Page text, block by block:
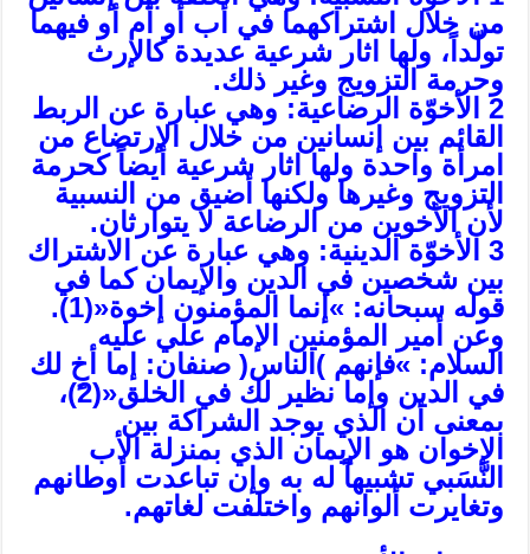
من خلال اشتراكهما في أب أو أم أو فيهما
تولّداً، ولها اثار شرعية عديدة كالإرث
وحرمة التزويج وغير ذلك.
2 الأخوّة الرضاعية: وهي عبارة عن الربط
القائم بين إنسانين من خلال الإرتضاع من
امرأة واحدة ولها اثار شرعية أيضاً كحرمة
التزويج وغيرها ولكنها أضيق من النسبية
لأن الأخوين من الرضاعة لا يتوارثان.
3 الأخوّة الدينية: وهي عبارة عن الاشتراك
بين شخصين في الدين والإيمان كما في
قوله سبحانه: »إنما المؤمنون إخوة«(1).
وعن أمير المؤمنين الإمام علي عليه
السلام: »فإنهم )الناس( صنفان: إما أخٍ لك
في الدين وإما نظير لك في الخلق«(2)،
بمعنى أن الذي يوجد الشراكة بين
الإخوان هو الإيمان الذي بمنزلة الأب
النَّسَبي تشبيهاً له به وإن تباعدت أوطانهم
وتغايرت ألوانهم واختلفت لغاتهم.